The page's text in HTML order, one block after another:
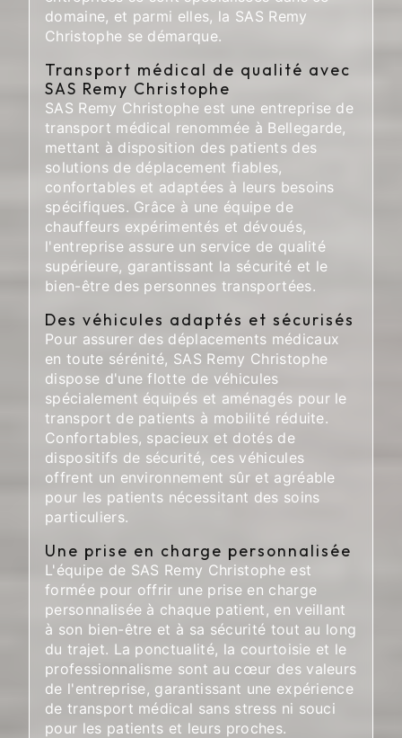
domaine, et parmi elles, la SAS Remy
Christophe se démarque.
Transport médical de qualité avec
SAS Remy Christophe
SAS Remy Christophe est une entreprise de
transport médical renommée à Bellegarde,
mettant à disposition des patients des
solutions de déplacement fiables,
confortables et adaptées à leurs besoins
spécifiques. Grâce à une équipe de
chauffeurs expérimentés et dévoués,
l'entreprise assure un service de qualité
supérieure, garantissant la sécurité et le
bien-être des personnes transportées.
Des véhicules adaptés et sécurisés
Pour assurer des déplacements médicaux
en toute sérénité, SAS Remy Christophe
dispose d'une flotte de véhicules
spécialement équipés et aménagés pour le
transport de patients à mobilité réduite.
Confortables, spacieux et dotés de
dispositifs de sécurité, ces véhicules
offrent un environnement sûr et agréable
pour les patients nécessitant des soins
particuliers.
Une prise en charge personnalisée
L'équipe de SAS Remy Christophe est
formée pour offrir une prise en charge
personnalisée à chaque patient, en veillant
à son bien-être et à sa sécurité tout au long
du trajet. La ponctualité, la courtoisie et le
professionnalisme sont au cœur des valeurs
de l'entreprise, garantissant une expérience
de transport médical sans stress ni souci
pour les patients et leurs proches.